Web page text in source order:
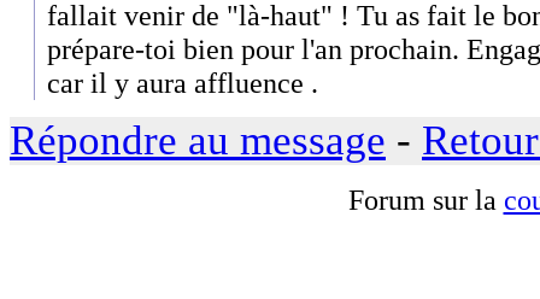
fallait venir de "là-haut" ! Tu as fait le
prépare-toi bien pour l'an prochain.
car il y aura affluence .
Répondre au message -
Forum sur la